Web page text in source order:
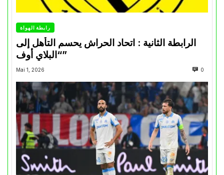
رابطة الهواة
الرابطة الثانية : اتحاد الحراش يحسم التأهل إلى
“البلاي أوف”
Mai 1, 2026 0